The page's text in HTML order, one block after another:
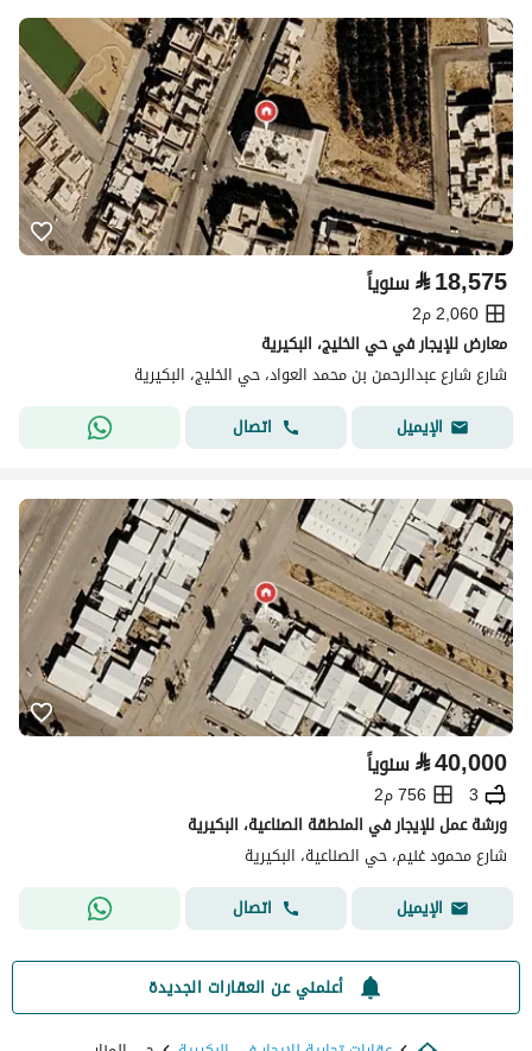
⃁18,575 سنوياً
2,060 م2
معارض للإيجار في حي الخليج، البكيرية
شارع شارع عبدالرحمن بن محمد العواد، حي الخليج، البكيرية
الإيميل
اتصال
⃁40,000 سنوياً
3
756 م2
ورشة عمل للإيجار في المنطقة الصناعية، البكيرية
شارع محمود غنيم، حي الصناعية، البكيرية
الإيميل
اتصال
أعلمني عن العقارات الجديدة